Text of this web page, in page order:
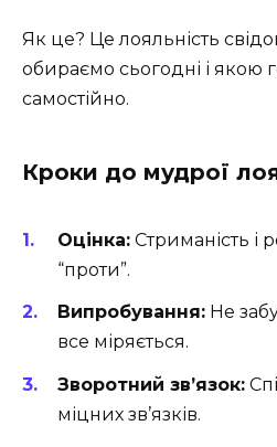
Як це? Це лояльність
обираємо сьогодні і якою
самостійно.
Кроки до мудрої
Оцінка: Стриманість і
“проти”.
Випробування: Не
все міряється.
Зворотний зв’язок:
міцних зв’язків.